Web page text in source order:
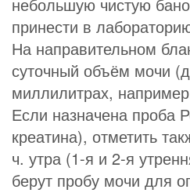
принести в
На направительном
суточный объём мочи
миллилитрах,
Если назначена проба
креатина), отметить
ч. утра (1-я и 2-я
берут пробу мочи для